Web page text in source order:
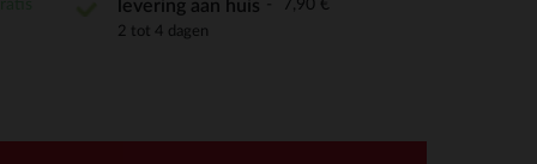
levering aan huis 7,90 €
2 tot 4 dagen